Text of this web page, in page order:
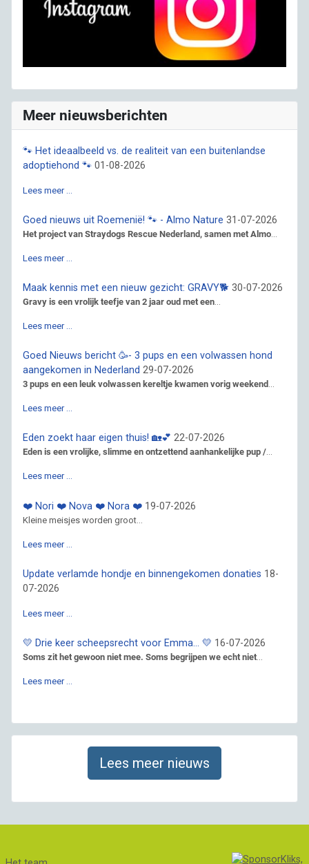
Meer nieuwsberichten
🐾 Het ideaalbeeld vs. de realiteit van een buitenlandse
adoptiehond 🐾 01-08-2026
Lees meer …
Goed nieuws uit Roemenië! 🐾 - Almo Nature 31-07-2026
Het project van Straydogs Rescue Nederland, samen met Almo
Lees meer …
Maak kennis met een nieuw gezicht: GRAVY🐕 30-07-2026
Gravy is een vrolijk teefje van 2 jaar oud met een
Lees meer …
Goed Nieuws bericht 🥳- 3 pups en een volwassen hond
aangekomen in Nederland 29-07-2026
3 pups en een leuk volwassen kereltje kwamen vorig weekend ...
Lees meer …
Eden zoekt haar eigen thuis! 🏡💕 22-07-2026
Eden is een vrolijke, slimme en ontzettend aanhankelijke pup /...
Lees meer …
❤️ Nori ❤️ Nova ❤️ Nora ❤️ 19-07-2026
Kleine meisjes worden groot...
Lees meer …
Update verlamde hondje en binnengekomen donaties 18-
07-2026
Lees meer …
💛 Drie keer scheepsrecht voor Emma… 💛 16-07-2026
Soms zit het gewoon niet mee. Soms begrijpen we echt niet
Lees meer …
Lees meer nieuws